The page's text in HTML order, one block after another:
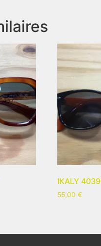
IKALY 4039
55,00 €